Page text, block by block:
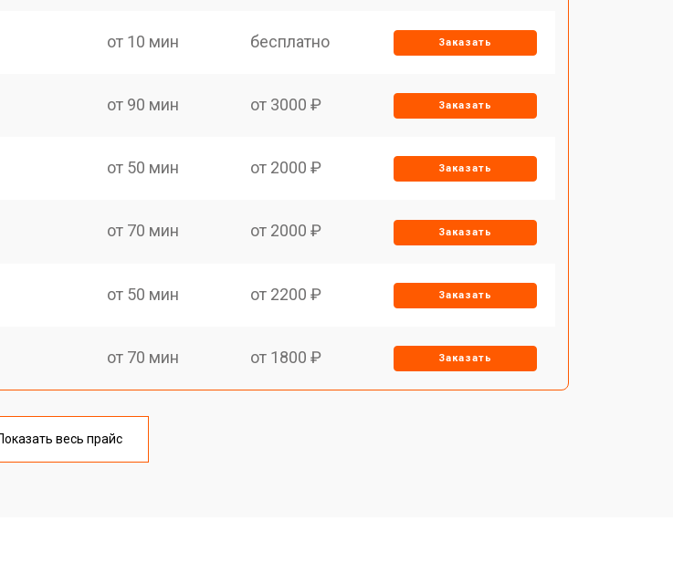
от 10 мин бесплатно Заказать
от 90 мин от 3000 ₽ Заказать
от 50 мин от 2000 ₽ Заказать
от 70 мин от 2000 ₽ Заказать
от 50 мин от 2200 ₽ Заказать
от 70 мин от 1800 ₽ Заказать
от 50 мин
весь прайс